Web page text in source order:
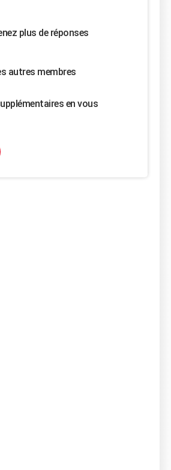
plus de réponses
autres membres
en vous